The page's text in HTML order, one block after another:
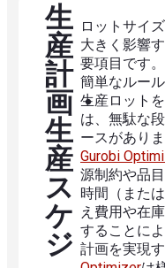
生
産
計
画・
生
産
ス
ケ
ジ
ロットサイ
大きく影響
要項目です
簡単なルー
生産ロット
は、無駄な
ースがありま
Gurobi
源制約や品
時間（また
え費用や在
することに
計画を実現